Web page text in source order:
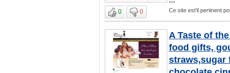
0 0 Ce site est'il pertinent
A Taste of
food gifts,
straws,sugar